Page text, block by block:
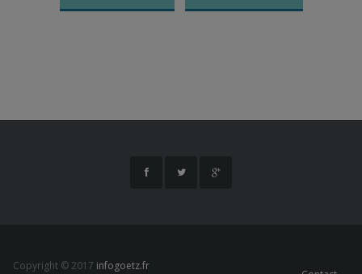
Copyright © 2017 infogoetz.fr